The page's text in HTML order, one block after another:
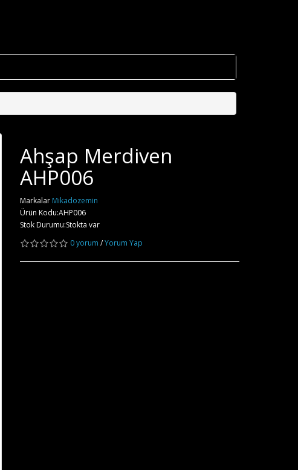
Ahşap Merdiven
AHP006
Markalar Mikadozemin
Ürün Kodu:AHP006
Stok Durumu:Stokta var
0 yorum /Yorum Yap